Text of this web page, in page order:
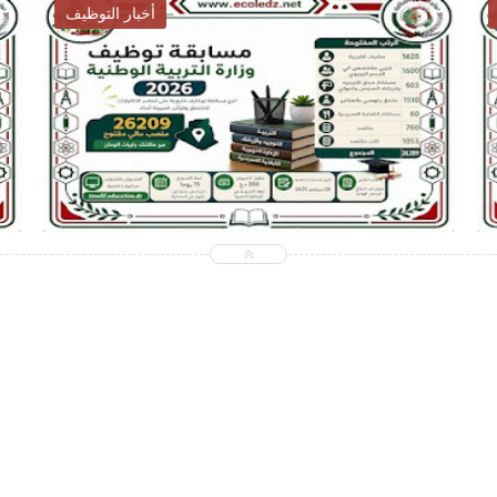
أخبار التوظيف
2026-07-28
ecoledz.net